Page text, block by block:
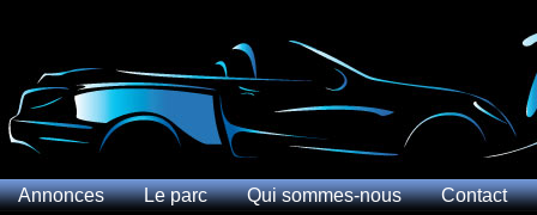
Annonces Le parc Qui sommes-nous Contact